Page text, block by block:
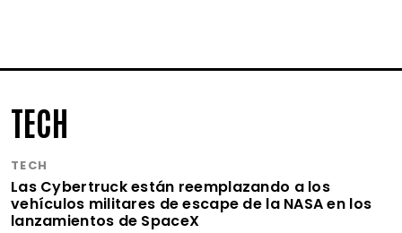
TECH
TECH
Las Cybertruck están reemplazando a los
vehículos militares de escape de la NASA en los
lanzamientos de SpaceX